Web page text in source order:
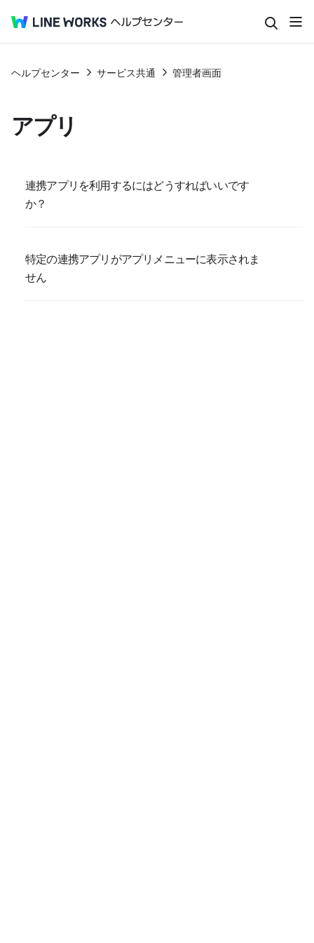
ヘルプセンター サービス共通 管理者画面
アプリ
連携アプリを利用するにはどうすればいいです
か？
特定の連携アプリがアプリメニューに表示されま
せん